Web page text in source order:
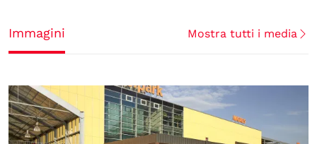
Immagini Mostra tutti i media